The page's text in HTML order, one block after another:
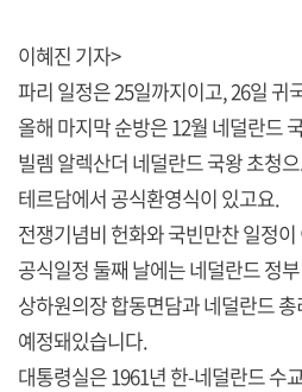
이혜진 기자>
파리 일정은 25일까지이고, 26일 귀
올해 마지막 순방은 12월 네덜란드
빌렘 알렉산더 네덜란드 국왕 초청
테르담에서 공식환영식이 있고요.
전쟁기념비 헌화와 국빈만찬 일정
공식일정 둘째 날에는 네덜란드 정
상하원의장 합동면담과 네덜란드
예정돼있습니다.
대통령실은 1961년 한-네덜란드 수